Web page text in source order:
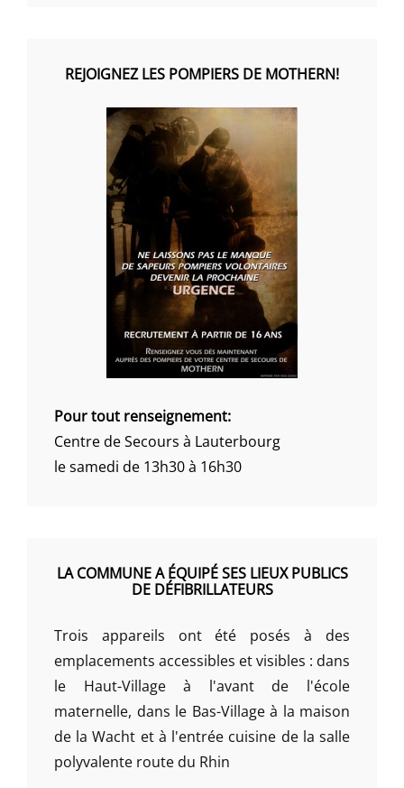
REJOIGNEZ LES POMPIERS DE MOTHERN!
Pour tout renseignement:
Centre de Secours à Lauterbourg
le samedi de 13h30 à 16h30
LA COMMUNE A ÉQUIPÉ SES LIEUX PUBLICS
DE DÉFIBRILLATEURS
Trois appareils ont été posés à des
emplacements accessibles et visibles : dans
le Haut-Village à l'avant de l'école
maternelle, dans le Bas-Village à la maison
de la Wacht et à l'entrée cuisine de la salle
polyvalente route du Rhin